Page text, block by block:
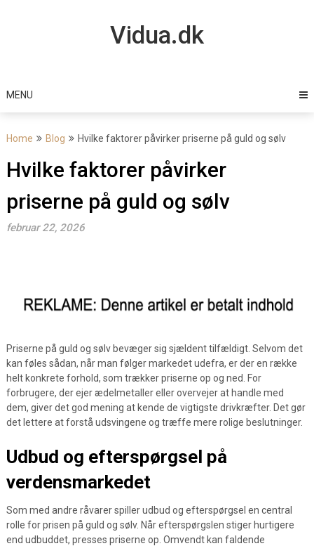
Vidua.dk
MENU
Home Blog Hvilke faktorer påvirker priserne på guld og sølv
Hvilke faktorer påvirker
priserne på guld og sølv
februar 22, 2026
Priserne på guld og sølv bevæger sig sjældent tilfældigt. Selvom det
kan føles sådan, når man følger markedet udefra, er der en række
helt konkrete forhold, som trækker priserne op og ned. For
forbrugere, der ejer ædelmetaller eller overvejer at handle med
dem, giver det god mening at kende de vigtigste drivkræfter. Det gør
det lettere at forstå udsvingene og træffe mere rolige beslutninger.
Udbud og efterspørgsel på
verdensmarkedet
Som med andre råvarer spiller udbud og efterspørgsel en central
rolle for prisen på guld og sølv. Når efterspørgslen stiger hurtigere
end udbuddet, presses priserne op. Omvendt kan faldende